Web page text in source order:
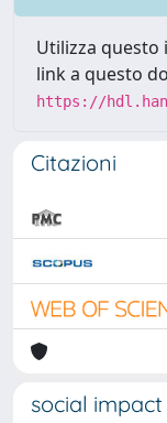
Utilizza
link a questo
https://
Citazioni
social impact